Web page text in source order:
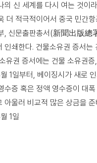
의 신 세계를 다시 여는 것이
더 적극적이어서 중국 민간
, 신문출판총서(新聞出版總
인쇄한다. 건물소유권 증서
유권 증서에는 건물 소유권
1일부터, 베이징시가 새로
수증 혹은 정액 영수증이 대
아울러 비교적 많은 상금을
1일